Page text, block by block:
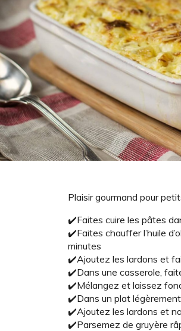
Plaisir gourmand pour
✔️Faites cuire les pâtes
✔️Faites chauffer l’huile
minutes
✔️Ajoutez les lardons et
✔️Dans une casserole,
✔️Mélangez et laissez
✔️Dans un plat
✔️Ajoutez les lardons et
✔️Parsemez de gruyère